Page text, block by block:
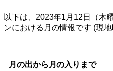
以下は、2023年1月12日（木
ンにおける月の情報です (現地
月の出から月の入りまで